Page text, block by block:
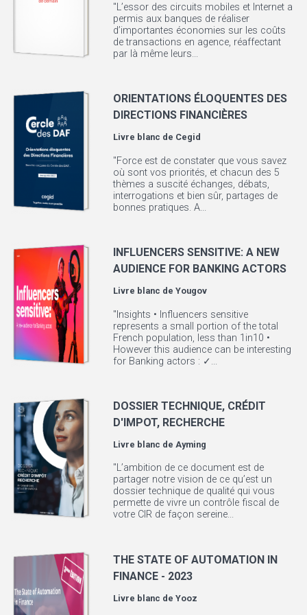
"L’essor des circuits mobiles et Internet a
permis aux banques de réaliser
d’importantes économies sur les coûts
de transactions en agence, réaffectant
par là même leurs...
ORIENTATIONS ÉLOQUENTES DES
DIRECTIONS FINANCIÈRES
Livre blanc de Cegid
"Force est de constater que vous savez
où sont vos priorités, et chacun des 5
thèmes a suscité échanges, débats,
interrogations et bien sûr, partages de
bonnes pratiques. A...
INFLUENCERS SENSITIVE: A NEW
AUDIENCE FOR BANKING ACTORS
Livre blanc deYougov
"Insights • Influencers sensitive
represents a small portion of the total
French population, less than 1in10 •
However this audience can be interesting
for Banking actors : ✓...
DOSSIER TECHNIQUE, CRÉDIT
D'IMPOT, RECHERCHE
Livre blanc de Ayming
"L’ambition de ce document est de
partager notre vision de ce qu’est un
dossier technique de qualité qui vous
permette de vivre un contrôle fiscal de
votre CIR de façon sereine...
THE STATE OF AUTOMATION IN
FINANCE - 2023
Livre blanc deYooz